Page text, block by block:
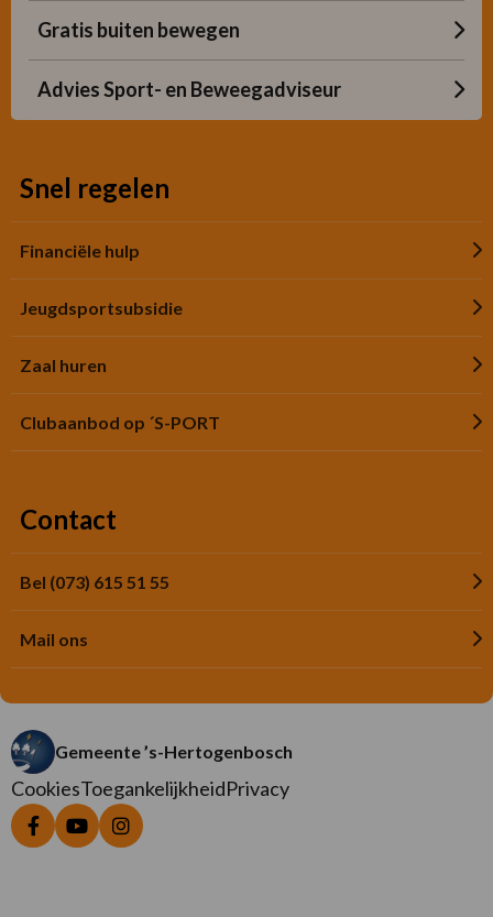
Gratis buiten bewegen
Advies Sport- en Beweegadviseur
Snel regelen
Financiële hulp
Jeugdsportsubsidie
Zaal huren
Clubaanbod op ´S-PORT
Contact
Bel (073) 615 51 55
Mail ons
Gemeente ’s-Hertogenbosch
CookiesToegankelijkheidPrivacy
Ga
Ga
Ga